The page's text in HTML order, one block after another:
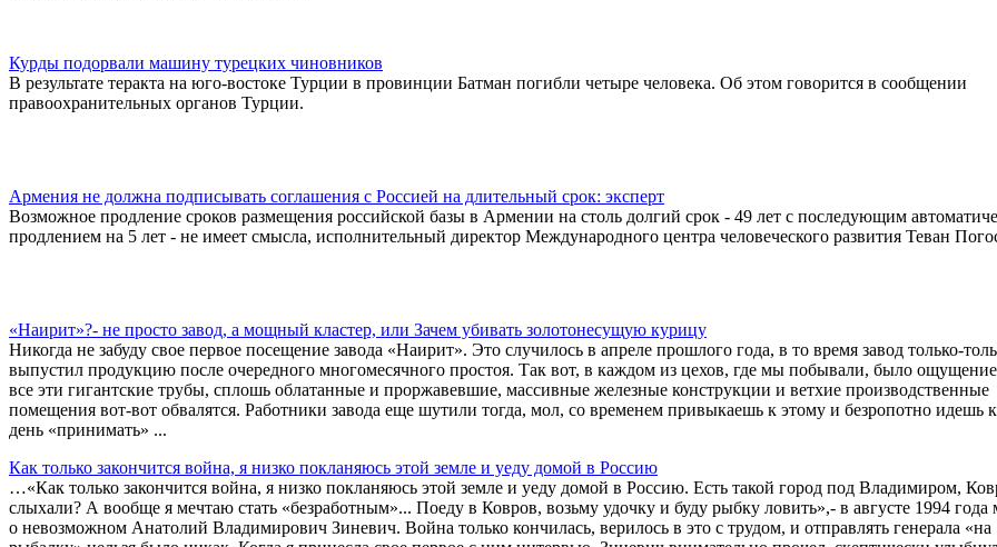
Курды подорвали машину турецких чиновников
В результате теракта на юго-востоке Турции в провинции Батман погибли четыре человека. Об этом говорится в сообщении
правоохранительных органов Турции.
Армения не должна подписывать соглашения с Россией на длительный срок: эксперт
Возможное продление сроков размещения российской базы в Армении на столь долгий срок - 49 лет с последующим
продлением на 5 лет - не имеет смысла, исполнительный директор Международного центра человеческого развития Теван
«Наирит»?- не просто завод, а мощный кластер, или Зачем убивать золотонесущую курицу
Никогда не забуду свое первое посещение завода «Наирит». Это случилось в апреле прошлого года, в то время завод только-
выпустил продукцию после очередного многомесячного простоя. Так вот, в каждом из цехов, где мы побывали, было
все эти гигантские трубы, сплошь облатанные и проржавевшие, массивные железные конструкции и ветхие производственные
помещения вот-вот обвалятся. Работники завода еще шутили тогда, мол, со временем привыкаешь к этому и безропотно идешь
день «принимать» ...
Как только закончится война, я низко покланяюсь этой земле и уеду домой в Россию
…«Как только закончится война, я низко покланяюсь этой земле и уеду домой в Россию. Есть такой город под Владимиром,
слыхали? А вообще я мечтаю стать «безработным»... Поеду в Ковров, возьму удочку и буду рыбку ловить»,- в августе 1994 года
о невозможном Анатолий Владимирович Зиневич. Война только кончилась, верилось в это с трудом, и отправлять генерала «на